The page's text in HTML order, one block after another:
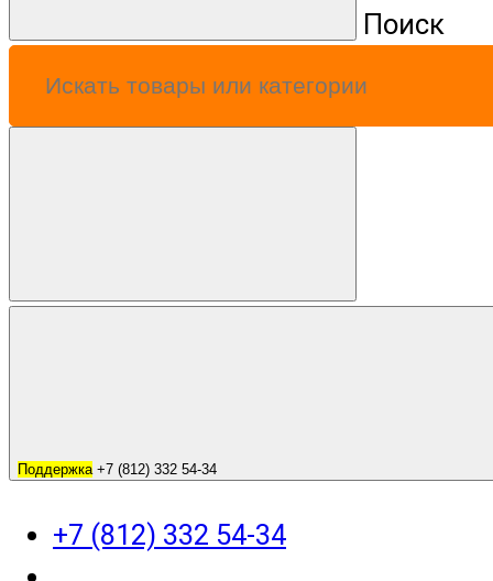
Поиск
Поддержка +7 (812) 332 54-34
+7 (812) 332 54-34